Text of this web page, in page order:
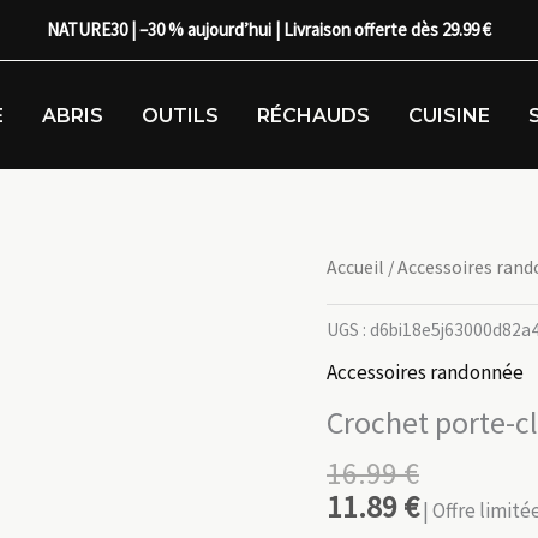
NATURE30 | –30 % aujourd’hui | Livraison offerte dès 29.99 €
ABRIS OUTILS RÉCHAUDS CUISINE
Accueil /Accessoires
UGS :
Accessoires randonnée
Crochet porte-
16.99€
11.89€| Offre